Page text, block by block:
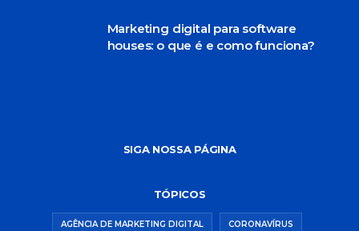
Marketing digital para software
houses: o que é e como funciona?
SIGA NOSSA PÁGINA
TÓPICOS
AGÊNCIA DE MARKETING DIGITAL CORONAVÍRUS